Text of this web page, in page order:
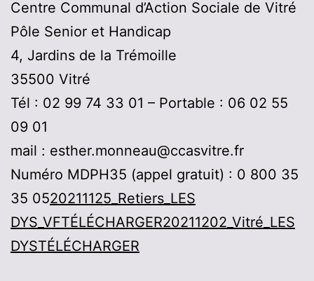
Centre Communal d’Action Sociale de Vitré
Pôle Senior et Handicap
4, Jardins de la Trémoille
35500 Vitré
Tél : 02 99 74 33 01 – Portable : 06 02 55
09 01
mail : esther.monneau@ccasvitre.fr
Numéro MDPH35 (appel gratuit) : 0 800 35
35 0520211125_Retiers_LES
DYS_VFTÉLÉCHARGER20211202_Vitré_LES
DYSTÉLÉCHARGER